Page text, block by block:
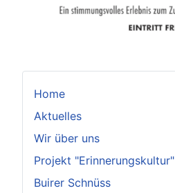
Home
Aktuelles
Wir über uns
Projekt "Erinnerungskultur"
Buirer Schnüss